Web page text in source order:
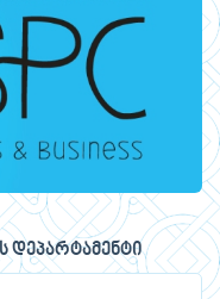
დეპარტამენტი